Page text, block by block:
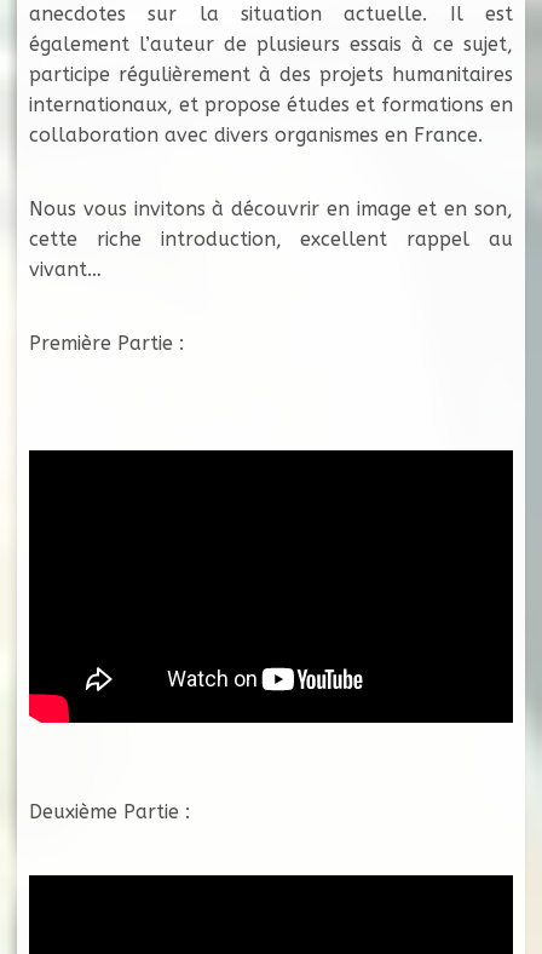
anecdotes sur la situation actuelle. Il est
également l’auteur de plusieurs essais à ce sujet,
participe régulièrement à des projets humanitaires
internationaux, et propose études et formations en
collaboration avec divers organismes en France.
Nous vous invitons à découvrir en image et en son,
cette riche introduction, excellent rappel au
vivant…
Première Partie :
Deuxième Partie :